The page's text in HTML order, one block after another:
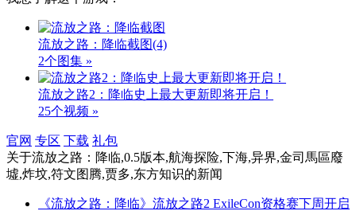
流放之路：降临截图(4)
2个图集 »
流放之路2：降临史上最大更新即将开启！
25个视频 »
官网 专区 下载 礼包
关于流放之路：降临,0.5版本,航海探险,下海,异界,金司馬區廢
墟,炸坟,符文图腾,贾多,东方知识的新闻
《流放之路：降临》流放之路2 ExileCon资格赛下周开启